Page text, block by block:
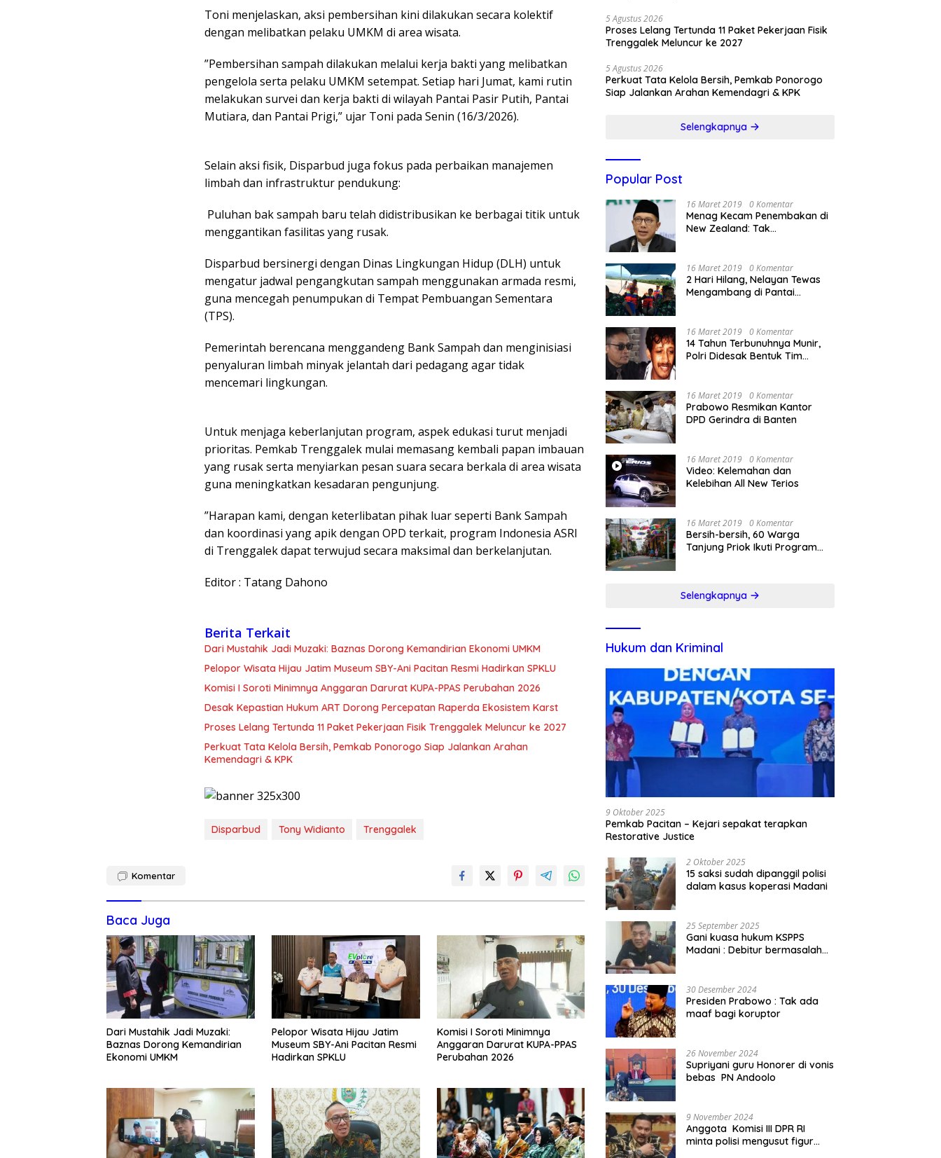
​Toni menjelaskan, aksi pembersihan kini dilakukan secara kolektif
dengan melibatkan pelaku UMKM di area wisata.
​”Pembersihan sampah dilakukan melalui kerja bakti yang melibatkan
pengelola serta pelaku UMKM setempat. Setiap hari Jumat, kami rutin
melakukan survei dan kerja bakti di wilayah Pantai Pasir Putih, Pantai
Mutiara, dan Pantai Prigi,” ujar Toni pada Senin (16/3/2026).
​Selain aksi fisik, Disparbud juga fokus pada perbaikan manajemen
limbah dan infrastruktur pendukung:
​ Puluhan bak sampah baru telah didistribusikan ke berbagai titik untuk
menggantikan fasilitas yang rusak.
​Disparbud bersinergi dengan Dinas Lingkungan Hidup (DLH) untuk
mengatur jadwal pengangkutan sampah menggunakan armada resmi,
guna mencegah penumpukan di Tempat Pembuangan Sementara
(TPS).
Pemerintah berencana menggandeng Bank Sampah dan menginisiasi
penyaluran limbah minyak jelantah dari pedagang agar tidak
mencemari lingkungan.
​Untuk menjaga keberlanjutan program, aspek edukasi turut menjadi
prioritas. Pemkab Trenggalek mulai memasang kembali papan imbauan
yang rusak serta menyiarkan pesan suara secara berkala di area wisata
guna meningkatkan kesadaran pengunjung.
​”Harapan kami, dengan keterlibatan pihak luar seperti Bank Sampah
dan koordinasi yang apik dengan OPD terkait, program Indonesia ASRI
di Trenggalek dapat terwujud secara maksimal dan berkelanjutan.
Editor : Tatang Dahono
Berita Terkait
Dari Mustahik Jadi Muzaki: Baznas Dorong Kemandirian Ekonomi UMKM
Pelopor Wisata Hijau Jatim Museum SBY-Ani Pacitan Resmi Hadirkan SPKLU
Komisi I Soroti Minimnya Anggaran Darurat KUPA-PPAS Perubahan 2026
Desak Kepastian Hukum ART Dorong Percepatan Raperda Ekosistem Karst
Proses Lelang Tertunda 11 Paket Pekerjaan Fisik Trenggalek Meluncur ke 2027
Perkuat Tata Kelola Bersih, Pemkab Ponorogo Siap Jalankan Arahan
Kemendagri & KPK
Disparbud Tony Widianto Trenggalek
Komentar
Baca Juga
Dari Mustahik Jadi Muzaki:
Baznas Dorong Kemandirian
Ekonomi UMKM
Pelopor Wisata Hijau Jatim
Museum SBY-Ani Pacitan Resmi
Hadirkan SPKLU
Komisi I Soroti Minimnya
Anggaran Darurat KUPA-PPAS
Perubahan 2026
5 Agustus 2026
Proses Lelang Tertunda 11 Paket Pekerjaan Fisik
Trenggalek Meluncur ke 2027
5 Agustus 2026
Perkuat Tata Kelola Bersih, Pemkab Ponorogo
Siap Jalankan Arahan Kemendagri & KPK
Selengkapnya
Popular Post
16 Maret 2019 0 Komentar
Menag Kecam Penembakan di
New Zealand: Tak
16 Maret 2019 0 Komentar
2 Hari Hilang, Nelayan Tewas
Mengambang di Pantai
16 Maret 2019 0 Komentar
14 Tahun Terbunuhnya Munir,
Polri Didesak Bentuk Tim
16 Maret 2019 0 Komentar
Prabowo Resmikan Kantor
DPD Gerindra di Banten
16 Maret 2019 0 Komentar
Video: Kelemahan dan
Kelebihan All New Terios
16 Maret 2019 0 Komentar
Bersih-bersih, 60 Warga
Tanjung Priok Ikuti Program
Selengkapnya
Hukum dan Kriminal
9 Oktober 2025
Pemkab Pacitan – Kejari sepakat terapkan
Restorative Justice
2 Oktober 2025
15 saksi sudah dipanggil polisi
dalam kasus koperasi Madani
25 September 2025
Gani kuasa hukum KSPPS
Madani : Debitur bermasalah
30 Desember 2024
Presiden Prabowo : Tak ada
maaf bagi koruptor
26 November 2024
Supriyani guru Honorer di vonis
bebas PN Andoolo
9 November 2024
Anggota Komisi III DPR RI
minta polisi mengusut figur